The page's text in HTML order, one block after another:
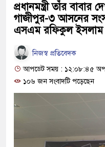
প্রধানমন্ত্রী তাঁর বাবার
গাজীপুর-৩ আসনের
এসএম রফিকুল ইসলাম
নিজস্ব প্রতিবেদক
আপডেট সময় : ১২:০৮:৪৫
১০৬ জন সংবাদটি পড়েছেন